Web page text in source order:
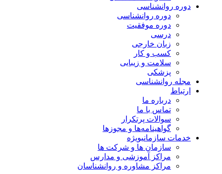
دوره روانشناسی
دوره روانشناسی
دوره موفقیت
درسی
زبان خارجی
کسب و کار
سلامت و زیبایی
پزشکی
مجله روانشناسی
ارتباط
درباره ما
تماس با ما
سوالات پرتکرار
گواهینامه‌ها و مجوزها
خدمات سازمانیویژه
سازمان ها و شرکت ها
مراکز آموزشی و مدارس
مراکز مشاوره و روانشناسان